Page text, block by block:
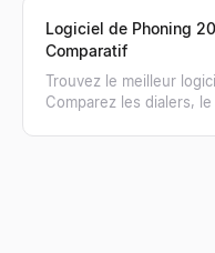
Logiciel de Phoning
Comparatif
Trouvez le meilleur
Comparez les dialers,